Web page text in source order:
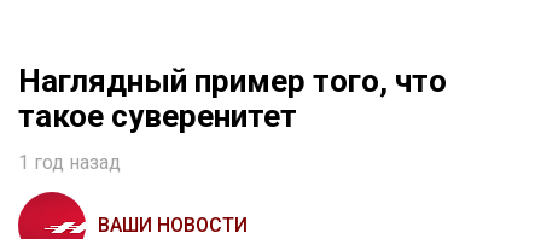
Наглядный пример того, что
такое суверенитет
1 год назад
ВАШИ НОВОСТИ